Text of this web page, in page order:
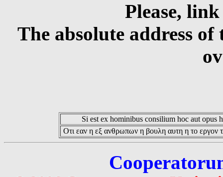
Please,
The absolute address
Si est ex hominibus consilium hoc aut opus
Οτι εαν η εξ ανθρωπων η βουλη αυτη η το εργον